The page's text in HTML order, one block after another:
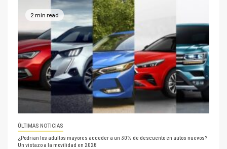
2 min read
ÚLTIMAS NOTICIAS
¿Podrían los adultos mayores acceder a un 30% de descuento en autos nuevos?
Un vistazo a la movilidad en 2026